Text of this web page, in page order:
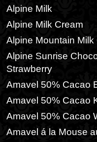
Alpine Milk
Alpine Milk Cream
Alpine Mountain
Alpine Sunrise
Strawberry
Amavel 50% Cacao
Amavel 50% Cacao
Amavel 50% Cacao
Amavel á la Mouse